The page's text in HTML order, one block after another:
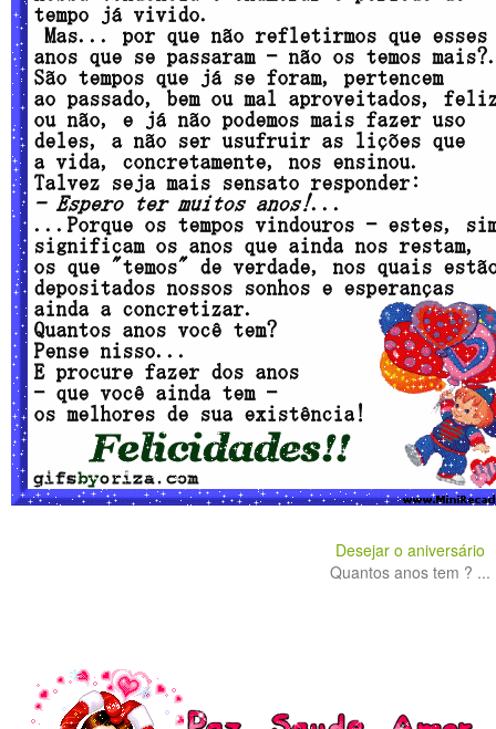
Desejar o aniversário
Quantos anos tem ? ...